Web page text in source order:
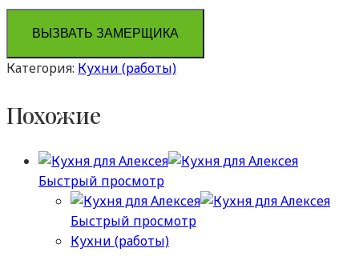
ВЫЗВАТЬ ЗАМЕРЩИКА
Категория: Кухни (работы)
Похожие
Быстрый просмотр
Быстрый просмотр
Кухни (работы)